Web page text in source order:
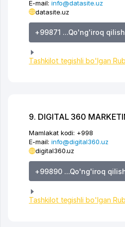
E-mail: info@datasite.uz
datasite.uz
+99871 ...Qo'ng'iroq qilish
Tashkilot tegishli bo'lgan
9. DIGITAL 360
Mamlakat kodi: +998
E-mail: info@digital360.uz
digital360.uz
+99890 ...Qo'ng'iroq
Tashkilot tegishli bo'lgan